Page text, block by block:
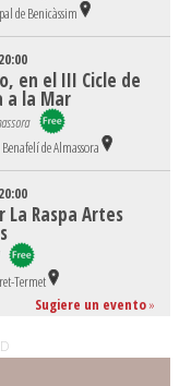
de Benicàssim
en el III Cicle de
a la Mar
de Almassora
La Raspa Artes
Termet
Sugiere un evento»